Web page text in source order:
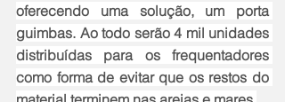
oferecendo uma solução, um porta
guimbas. Ao todo serão 4 mil unidades
distribuídas para os frequentadores
como forma de evitar que os restos do